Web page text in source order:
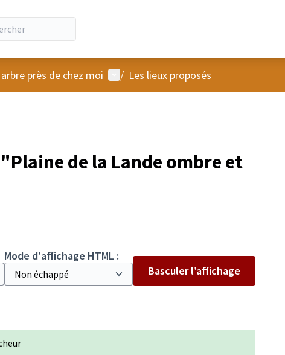
près de chez moi Menu utilisateur
/ Les lieux proposés
de la Lande ombre et
Mode d'affichage HTML :
Basculer l’affichage